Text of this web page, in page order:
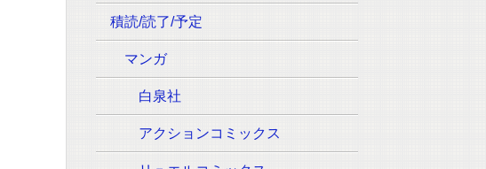
積読/読了/予定
マンガ
白泉社
アクションコミックス